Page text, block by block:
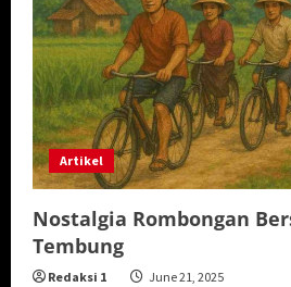
Artikel
Nostalgia Rombongan
Tembung
Redaksi 1 June 21, 2025